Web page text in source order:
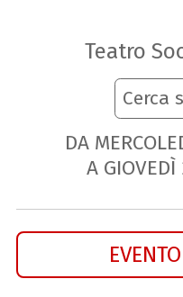
Teatro
Cerca
DA
A GIOVEDÌ